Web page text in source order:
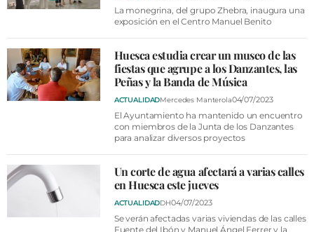
La monegrina, del grupo Zhebra, inaugura una
exposición en el Centro Manuel Benito
Huesca estudia crear un museo de las
fiestas que agrupe a los Danzantes, las
Peñas y la Banda de Música
ACTUALIDADMercedes Manterola04/07/2023
El Ayuntamiento ha mantenido un encuentro
con miembros de la Junta de los Danzantes
para analizar diversos proyectos
Un corte de agua afectará a varias calles
en Huesca este jueves
ACTUALIDADDH04/07/2023
Se verán afectadas varias viviendas de las calles
Fuente del Ibón y Manuel Ángel Ferrer y la